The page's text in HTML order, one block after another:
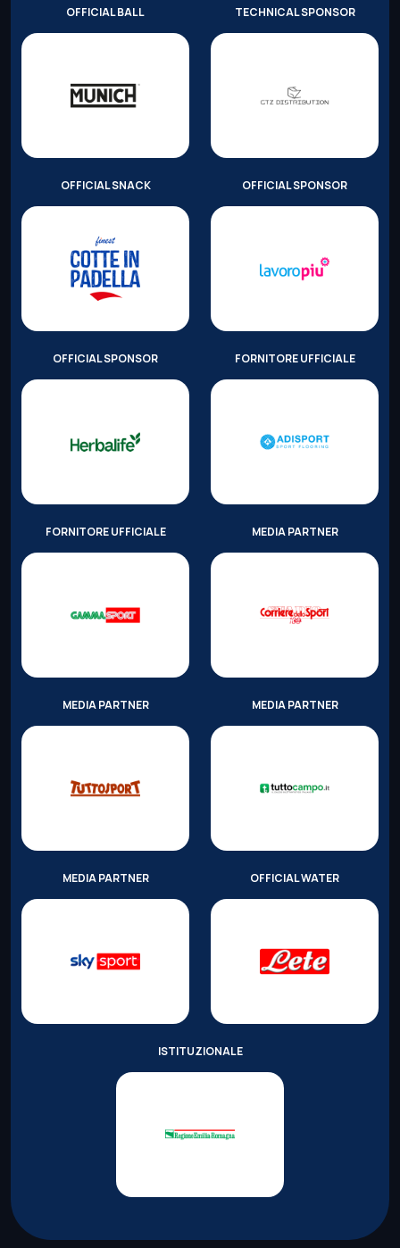
OFFICIAL BALL TECHNICAL SPONSOR
OFFICIAL SNACK OFFICIAL SPONSOR
OFFICIAL SPONSOR FORNITORE UFFICIALE
FORNITORE UFFICIALE MEDIA PARTNER
MEDIA PARTNER MEDIA PARTNER
MEDIA PARTNER OFFICIAL WATER
ISTITUZIONALE